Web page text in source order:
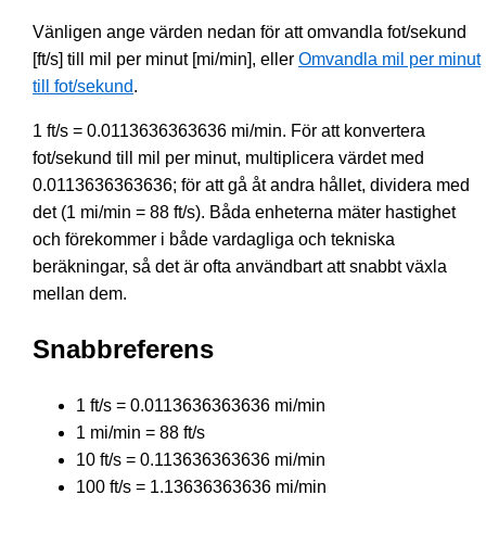
Vänligen ange värden nedan för att omvandla fot/sekund
[ft/s] till mil per minut [mi/min], eller Omvandla mil per minut
till fot/sekund.
1 ft/s = 0.0113636363636 mi/min. För att konvertera
fot/sekund till mil per minut, multiplicera värdet med
0.0113636363636; för att gå åt andra hållet, dividera med
det (1 mi/min = 88 ft/s). Båda enheterna mäter hastighet
och förekommer i både vardagliga och tekniska
beräkningar, så det är ofta användbart att snabbt växla
mellan dem.
Snabbreferens
1 ft/s = 0.0113636363636 mi/min
1 mi/min = 88 ft/s
10 ft/s = 0.113636363636 mi/min
100 ft/s = 1.13636363636 mi/min